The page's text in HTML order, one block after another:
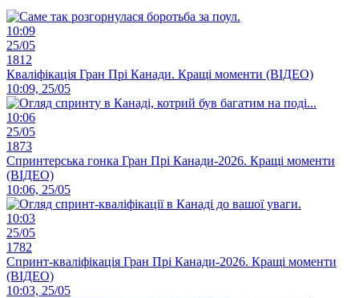
10:09
25/05
1812
Кваліфікація Гран Прі Канади. Кращі моменти (ВІДЕО)
10:09, 25/05
10:06
25/05
1873
Спринтерська гонка Гран Прі Канади-2026. Кращі моменти
(ВІДЕО)
10:06, 25/05
10:03
25/05
1782
Спринт-кваліфікація Гран Прі Канади-2026. Кращі моменти
(ВІДЕО)
10:03, 25/05